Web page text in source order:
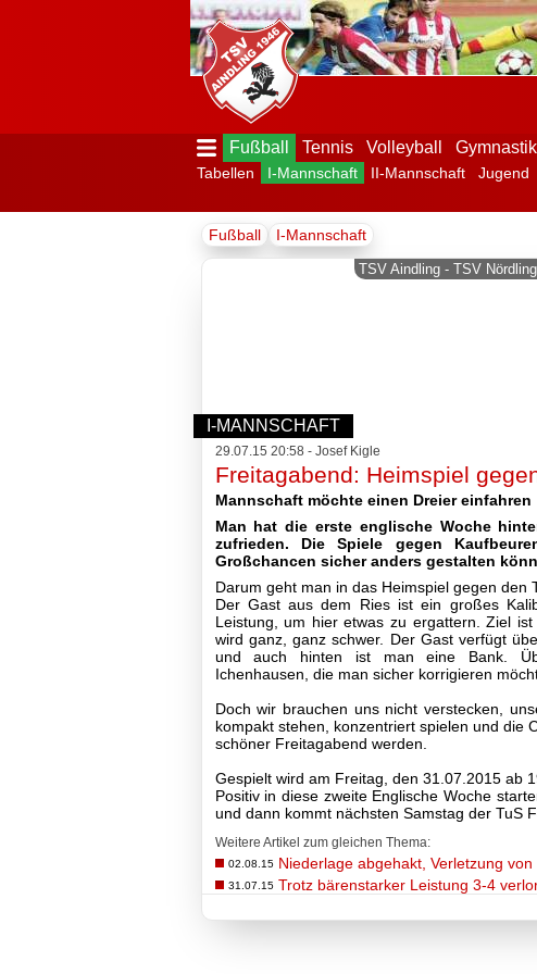
Fußball Tennis Volleyball Gymnastik
Tabellen I-Mannschaft II-Mannschaft Jugend
Menü
ausblenden
Startseite
Fußball
Spielplan
Tabellen
Mannschaft
Archiv
II-
Mannschaft
III-
Seniorenfußball
Jugendfußball
Volleyball
Stockschützen
Basketball
TSV
Gaststätte
Fußball I-Mannschaft
I-MANNSCHAFT
TSV Aindling - TSV
29.07.15 20:58 - Josef Kigle
Frei­tag­abend: Heimspiel
Mannschaft möchte einen Dreier einfahren
Man hat die erste englische Woche
zufrieden. Die Spiele gegen
Großchancen sicher anders gestalten
Darum geht man in das Heimspiel gegen den
Der Gast aus dem Ries ist ein großes
Leistung, um hier etwas zu ergattern. Ziel
wird ganz, ganz schwer. Der Gast verfügt
und auch hinten ist man eine Bank.
Ichenhausen, die man sicher korrigieren
Doch wir brauchen uns nicht verstecken,
kompakt stehen, konzentriert spielen und die
schöner Freitagabend werden.
Gespielt wird am Freitag, den 31.07.2015 ab
Positiv in diese zweite Englische Woche
und dann kommt nächsten Samstag der TuS
Weitere Artikel zum gleichen Thema:
02.08.15 Niederlage abgehakt, Verletzung
31.07.15 Trotz bärenstarker Leistung 3-4